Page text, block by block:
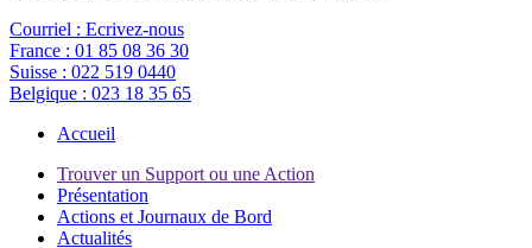
Courriel : Ecrivez-nous
France : 01 85 08 36 30
Suisse : 022 519 0440
Belgique : 023 18 35 65
Accueil
Trouver un Support ou une Action
Présentation
Actions et Journaux de Bord
Actualités